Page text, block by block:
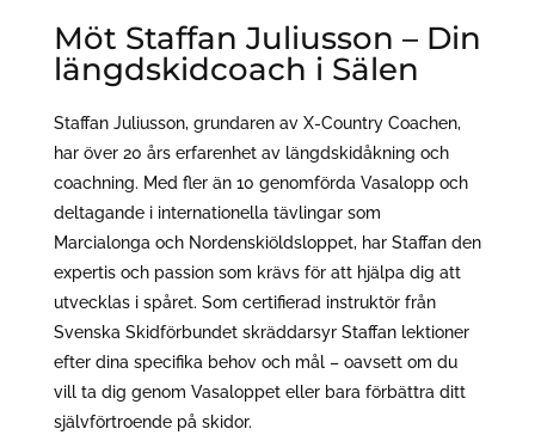
Möt Staffan Juliusson – Din
längdskidcoach i Sälen
Staffan Juliusson, grundaren av X-Country Coachen,
har över 20 års erfarenhet av längdskidåkning och
coachning. Med fler än 10 genomförda Vasalopp och
deltagande i internationella tävlingar som
Marcialonga och Nordenskiöldsloppet, har Staffan den
expertis och passion som krävs för att hjälpa dig att
utvecklas i spåret. Som certifierad instruktör från
Svenska Skidförbundet skräddarsyr Staffan lektioner
efter dina specifika behov och mål – oavsett om du
vill ta dig genom Vasaloppet eller bara förbättra ditt
självförtroende på skidor.